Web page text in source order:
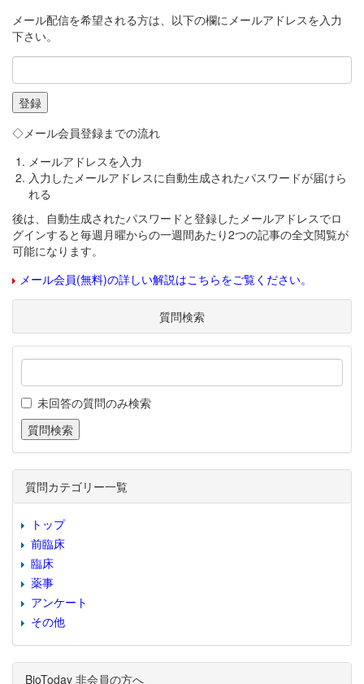
メール配信を希望される方は、以下の欄にメールアドレスを入力
下さい。
◇メール会員登録までの流れ
メールアドレスを入力
入力したメールアドレスに自動生成されたパスワードが届けら
れる
後は、自動生成されたパスワードと登録したメールアドレスでロ
グインすると毎週月曜からの一週間あたり2つの記事の全文閲覧が
可能になります。
メール会員(無料)の詳しい解説はこちらをご覧ください。
質問検索
未回答の質問のみ検索
質問カテゴリー一覧
トップ
前臨床
臨床
薬事
アンケート
その他
BioToday 非会員の方へ